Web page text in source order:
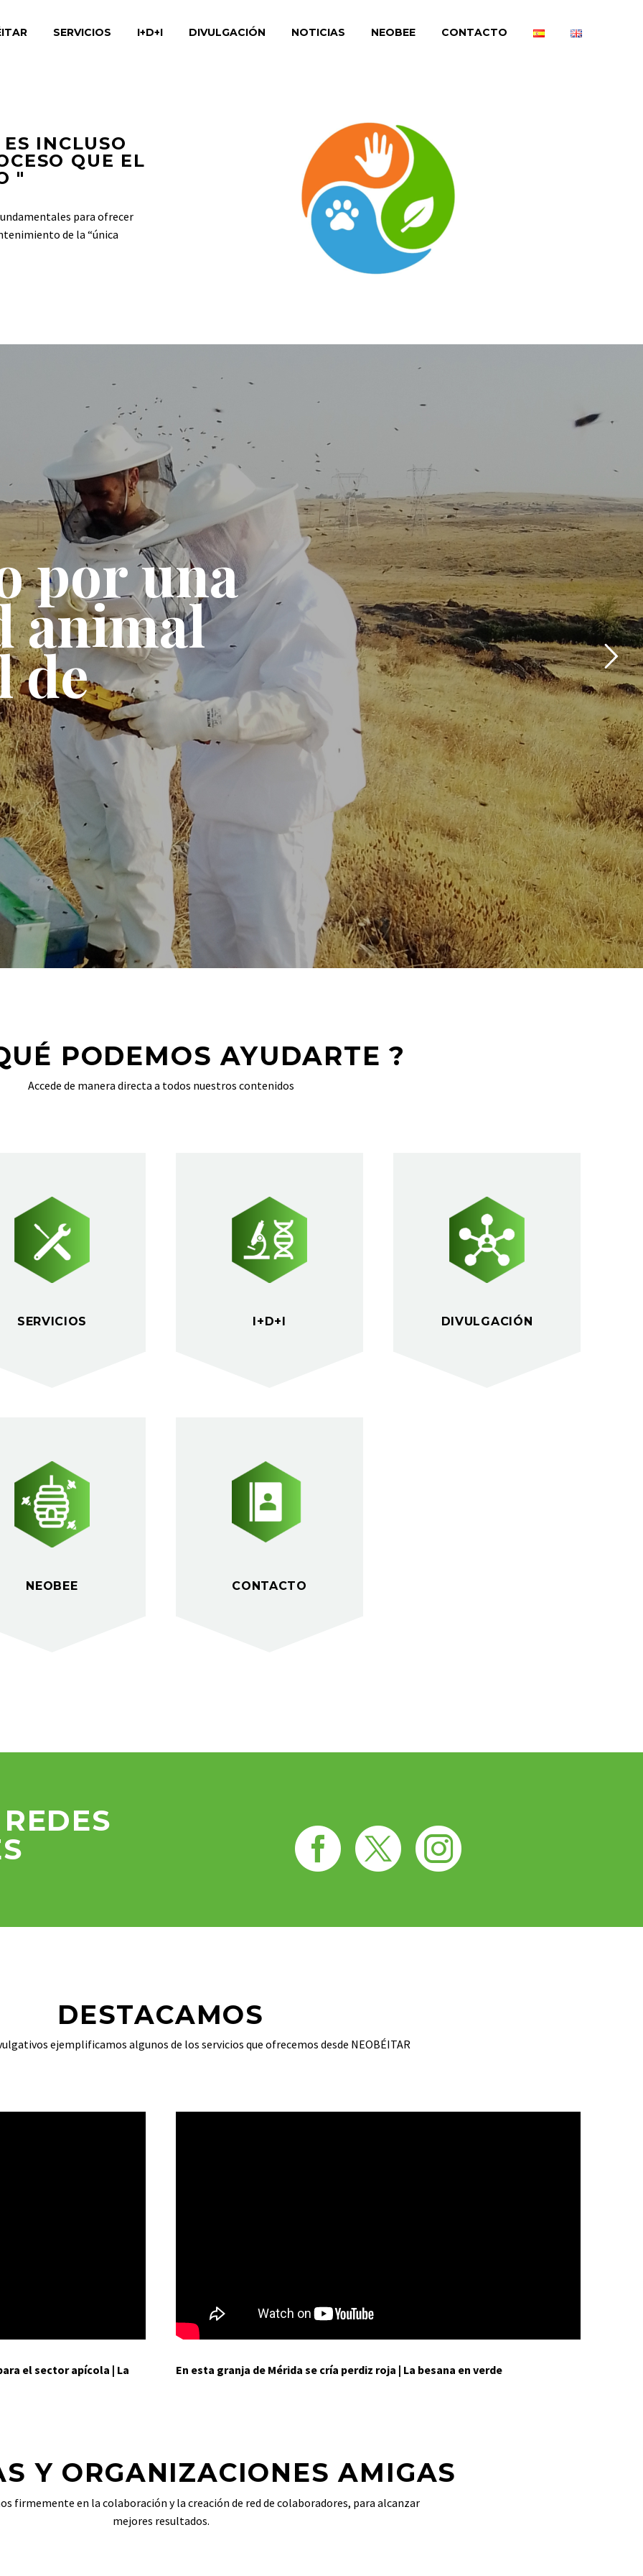
SERVICIOS I+D+I DIVULGACIÓN NOTICIAS NEOBEE CONTACTO
INCLUSO
QUE EL
"
para ofrecer
de la “única
poruna
animal
de
PODEMOS AYUDARTE ?
Accede de manera directa a todos nuestros contenidos
SERVICIOS I+D+I DIVULGACIÓN
NEOBEE CONTACTO
DESTACAMOS
ejemplificamos algunos de los servicios que ofrecemos desde NEOBÉITAR
el sector apícola | La En esta granja de Mérida se cría perdiz roja | La besana en verde
Y ORGANIZACIONES AMIGAS
firmemente en la colaboración y la creación de red de colaboradores, para alcanzar
mejores resultados.